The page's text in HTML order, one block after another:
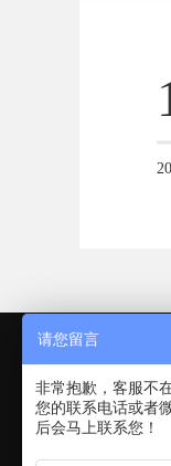
深圳 (总部)
深圳
请您留言
非常抱歉，客服不
您的联系电话或者
后会马上联系您！